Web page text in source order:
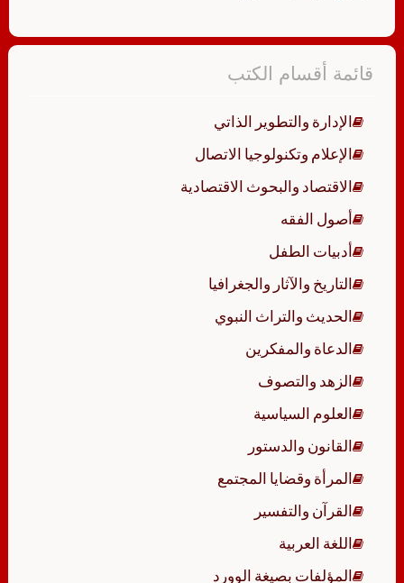
قائمة أقسام الكتب
الإدارة والتطوير الذاتي
الإعلام وتكنولوجيا الاتصال
الاقتصاد والبحوث الاقتصادية
أصول الفقه
أدبيات الطفل
التاريخ والآثار والجغرافيا
الحديث والتراث النبوي
الدعاة والمفكرين
الزهد والتصوف
العلوم السياسية
القانون والدستور
المرأة وقضايا المجتمع
القرآن والتفسير
اللغة العربية
المؤلفات بصيغة الوورد